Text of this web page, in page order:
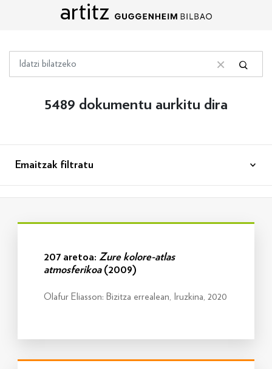
Edukira zuzenean joan
artitz
Bilatu
Bilaketa garbitu
Bilatu
5489 dokumentu aurkitu dira
Emaitzak filtratu
207 aretoa: Zure kolore-atlas
atmosferikoa (2009)
Olafur Eliasson: Bizitza errealean, Iruzkina, 2020